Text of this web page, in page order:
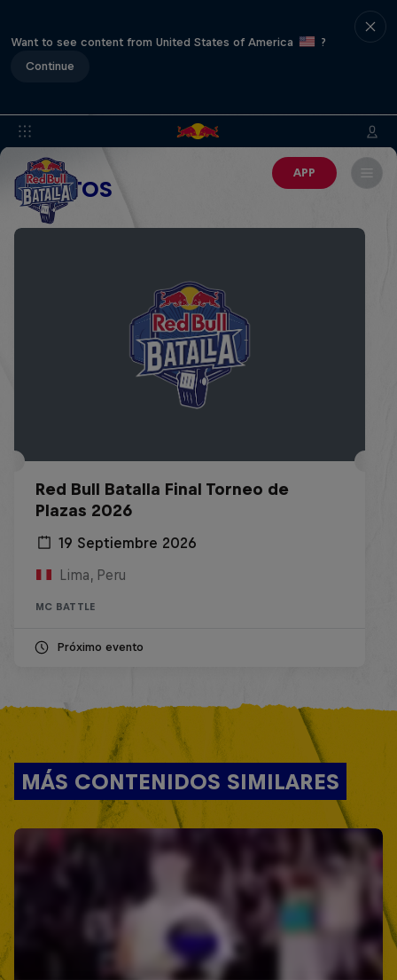
Want to see content from United States of America
?
Continue
APP
EVENTOS
Red Bull Batalla Final Torneo de
Plazas 2026
19 Septiembre 2026
Lima, Peru
MC BATTLE
Próximo evento
MÁS CONTENIDOS SIMILARES